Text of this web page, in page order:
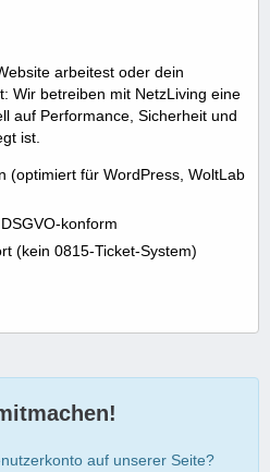
arbeitest oder dein
Wir betreiben mit NetzLiving eine
auf Performance, Sicherheit und
ist.
(optimiert für WordPress, WoltLab
konform
(kein 0815-Ticket-System)
auf unserer Seite?